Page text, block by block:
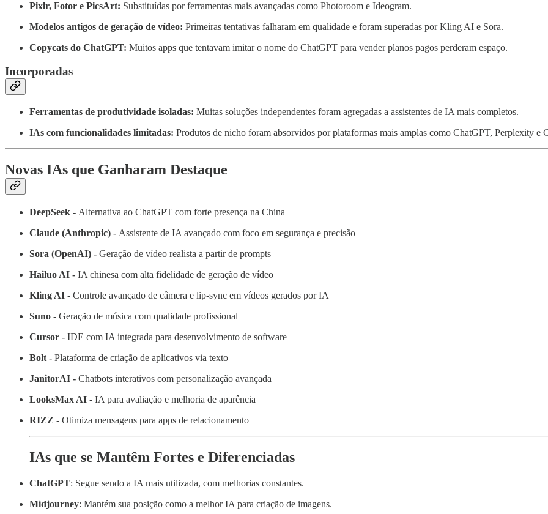
Pixlr, Fotor e PicsArt: Substituídas por ferramentas mais avançadas como Photoroom e Ideogram.
Modelos antigos de geração de vídeo: Primeiras tentativas falharam em qualidade e foram superadas por Kling AI e Sora.
Copycats do ChatGPT: Muitos apps que tentavam imitar o nome do ChatGPT para vender planos pagos perderam espaço.
Incorporadas
Ferramentas de produtividade isoladas: Muitas soluções independentes foram agregadas a assistentes de IA mais completos.
IAs com funcionalidades limitadas: Produtos de nicho foram absorvidos por plataformas mais amplas como ChatGPT, Perplexity e
Novas IAs que Ganharam Destaque
DeepSeek - Alternativa ao ChatGPT com forte presença na China
Claude (Anthropic) - Assistente de IA avançado com foco em segurança e precisão
Sora (OpenAI) - Geração de vídeo realista a partir de prompts
Hailuo AI - IA chinesa com alta fidelidade de geração de vídeo
Kling AI - Controle avançado de câmera e lip-sync em vídeos gerados por IA
Suno - Geração de música com qualidade profissional
Cursor - IDE com IA integrada para desenvolvimento de software
Bolt - Plataforma de criação de aplicativos via texto
JanitorAI - Chatbots interativos com personalização avançada
LooksMax AI - IA para avaliação e melhoria de aparência
RIZZ - Otimiza mensagens para apps de relacionamento
IAs que se Mantêm Fortes e Diferenciadas
ChatGPT: Segue sendo a IA mais utilizada, com melhorias constantes.
Midjourney: Mantém sua posição como a melhor IA para criação de imagens.